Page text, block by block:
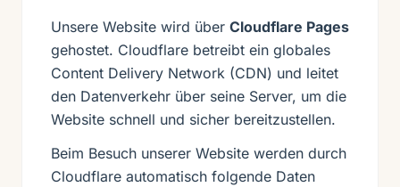
Unsere Website wird über Cloudflare Pages
gehostet. Cloudflare betreibt ein globales
Content Delivery Network (CDN) und leitet
den Datenverkehr über seine Server, um die
Website schnell und sicher bereitzustellen.
Beim Besuch unserer Website werden durch
Cloudflare automatisch folgende Daten